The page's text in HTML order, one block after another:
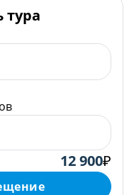
тура
12 900₽